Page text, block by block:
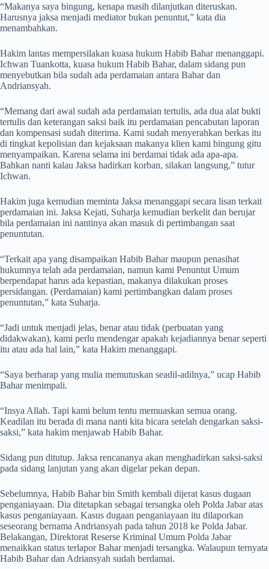
“Makanya saya bingung, kenapa masih dilanjutkan diteruskan.
Harusnya jaksa menjadi mediator bukan penuntut,” kata dia
menambahkan.
Hakim lantas mempersilakan kuasa hukum Habib Bahar menanggapi.
Ichwan Tuankotta, kuasa hukum Habib Bahar, dalam sidang pun
menyebutkan bila sudah ada perdamaian antara Bahar dan
Andriansyah.
“Memang dari awal sudah ada perdamaian tertulis, ada dua alat bukti
tertulis dan keterangan saksi baik itu perdamaian pencabutan laporan
dan kompensasi sudah diterima. Kami sudah menyerahkan berkas itu
di tingkat kepolisian dan kejaksaan makanya klien kami bingung gitu
menyampaikan. Karena selama ini berdamai tidak ada apa-apa.
Bahkan nanti kalau Jaksa hadirkan korban, silakan langsung,” tutur
Ichwan.
Hakim juga kemudian meminta Jaksa menanggapi secara lisan terkait
perdamaian ini. Jaksa Kejati, Suharja kemudian berkelit dan berujar
bila perdamaian ini nantinya akan masuk di pertimbangan saat
penuntutan.
“Terkait apa yang disampaikan Habib Bahar maupun penasihat
hukumnya telah ada perdamaian, namun kami Penuntut Umum
berpendapat harus ada kepastian, makanya dilakukan proses
persidangan. (Perdamaian) kami pertimbangkan dalam proses
penuntutan,” kata Suharja.
“Jadi untuk menjadi jelas, benar atau tidak (perbuatan yang
didakwakan), kami perlu mendengar apakah kejadiannya benar seperti
itu atau ada hal lain,” kata Hakim menanggapi.
“Saya berharap yang mulia memutuskan seadil-adilnya,” ucap Habib
Bahar menimpali.
“Insya Allah. Tapi kami belum tentu memuaskan semua orang.
Keadilan itu berada di mana nanti kita bicara setelah dengarkan saksi-
saksi,” kata hakim menjawab Habib Bahar.
Sidang pun ditutup. Jaksa rencananya akan menghadirkan saksi-saksi
pada sidang lanjutan yang akan digelar pekan depan.
Sebelumnya, Habib Bahar bin Smith kembali dijerat kasus dugaan
penganiayaan. Dia ditetapkan sebagai tersangka oleh Polda Jabar atas
kasus penganiayaan. Kasus dugaan penganiayaan itu dilaporkan
seseorang bernama Andriansyah pada tahun 2018 ke Polda Jabar.
Belakangan, Direktorat Reserse Kriminal Umum Polda Jabar
menaikkan status terlapor Bahar menjadi tersangka. Walaupun ternyata
Habib Bahar dan Adriansyah sudah berdamai.